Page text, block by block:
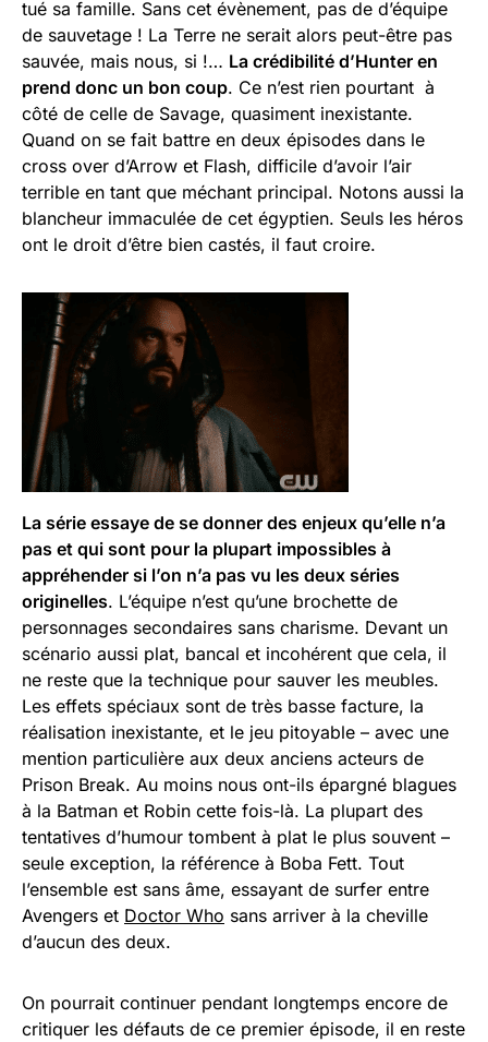
tué sa famille. Sans cet évènement, pas de d’équipe
de sauvetage ! La Terre ne serait alors peut-être pas
sauvée, mais nous, si !… La crédibilité d’Hunter en
prend donc un bon coup. Ce n’est rien pourtant à
côté de celle de Savage, quasiment inexistante.
Quand on se fait battre en deux épisodes dans le
cross over d’Arrow et Flash, difficile d’avoir l’air
terrible en tant que méchant principal. Notons aussi la
blancheur immaculée de cet égyptien. Seuls les héros
ont le droit d’être bien castés, il faut croire.
La série essaye de se donner des enjeux qu’elle n’a
pas et qui sont pour la plupart impossibles à
appréhender si l’on n’a pas vu les deux séries
originelles. L’équipe n’est qu’une brochette de
personnages secondaires sans charisme. Devant un
scénario aussi plat, bancal et incohérent que cela, il
ne reste que la technique pour sauver les meubles.
Les effets spéciaux sont de très basse facture, la
réalisation inexistante, et le jeu pitoyable – avec une
mention particulière aux deux anciens acteurs de
Prison Break. Au moins nous ont-ils épargné blagues
à la Batman et Robin cette fois-là. La plupart des
tentatives d’humour tombent à plat le plus souvent –
seule exception, la référence à Boba Fett. Tout
l’ensemble est sans âme, essayant de surfer entre
Avengers et Doctor Who sans arriver à la cheville
d’aucun des deux.
On pourrait continuer pendant longtemps encore de
critiquer les défauts de ce premier épisode, il en reste